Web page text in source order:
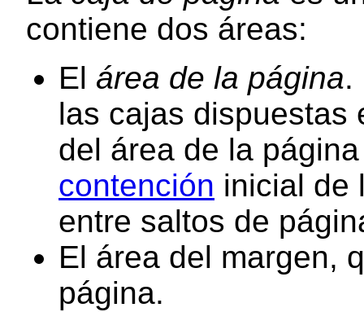
contiene dos áreas:
El área de la página.
las cajas dispuestas
del área de la
contención inicial de
entre saltos de
El área del margen,
página.